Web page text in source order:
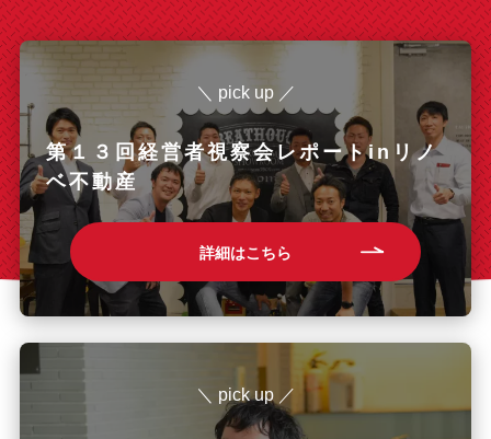
＼ pick up ／
第１３回経営者視察会レポートinリノ
ベ不動産
詳細はこちら
＼ pick up ／